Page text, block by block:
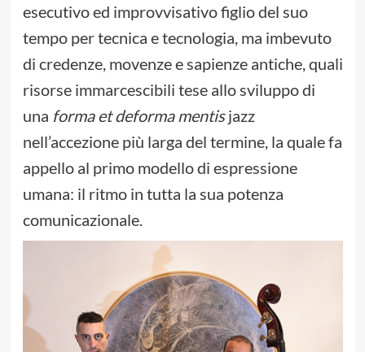
esecutivo ed improvvisativo figlio del suo
tempo per tecnica e tecnologia, ma imbevuto
di credenze, movenze e sapienze antiche, quali
risorse immarcescibili tese allo sviluppo di
una forma et deforma mentisjazz
nell’accezione più larga del termine, la quale fa
appello al primo modello di espressione
umana: il ritmo in tutta la sua potenza
comunicazionale.